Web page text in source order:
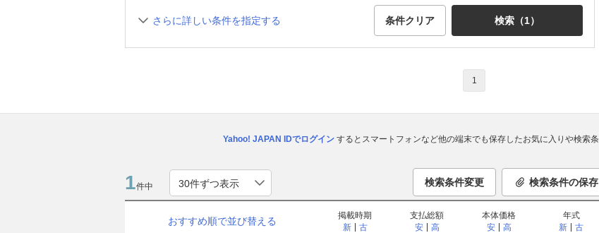
さらに詳しい条件を指定する 条件クリア 検索（1）
1
Yahoo! JAPAN IDでログインするとスマートフォンなど他の端末でも保存したお気に入りや検索
1件中 検索条件変更 検索条件の保
おすすめ順で並び替える
掲載時期
新
古
支払総額
安
高
本体価格
安
高
年式
新
古